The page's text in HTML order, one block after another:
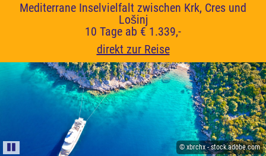
Reiseangebot
Kreuzfahrten
Informationen
Agentur-Login
Trauminsel in der südlichen Nordsee
8 Tage ab € 1.385,-
direkt zur Reise
© Aufwind-Luftbilder - stock.adobe.com
Mediterrane Inselvielfalt zwischen Krk, Cres und
Lošinj
10 Tage ab € 1.339,-
direkt zur Reise
© xbrchx - stock.adobe.com
Im Land der Rosamunde Pilcher
7 Tage ab € 1.609,-
direkt zur Reise
© Donald - stock.adobe.com
Auf alle Katalogreisen.
(Rabatt wird automatisch abgezogen.)
© Sina Ettmer-stock.adobe.com